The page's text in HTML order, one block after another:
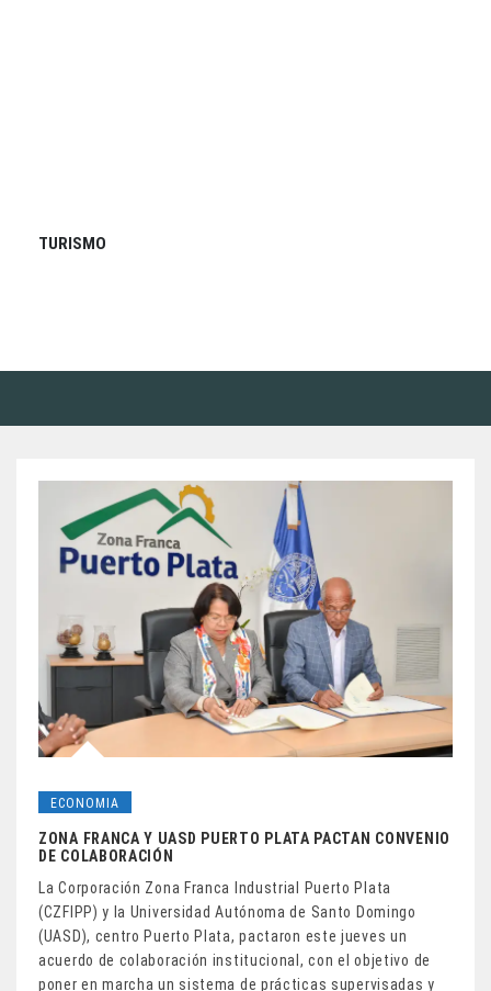
TURISMO
ECONOMIA
ZONA FRANCA Y UASD PUERTO PLATA PACTAN CONVENIO
DE COLABORACIÓN
La Corporación Zona Franca Industrial Puerto Plata
(CZFIPP) y la Universidad Autónoma de Santo Domingo
(UASD), centro Puerto Plata, pactaron este jueves un
acuerdo de colaboración institucional, con el objetivo de
poner en marcha un sistema de prácticas supervisadas y